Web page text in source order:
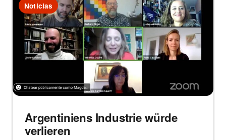
Noticias
Argentiniens Industrie würde
verlieren